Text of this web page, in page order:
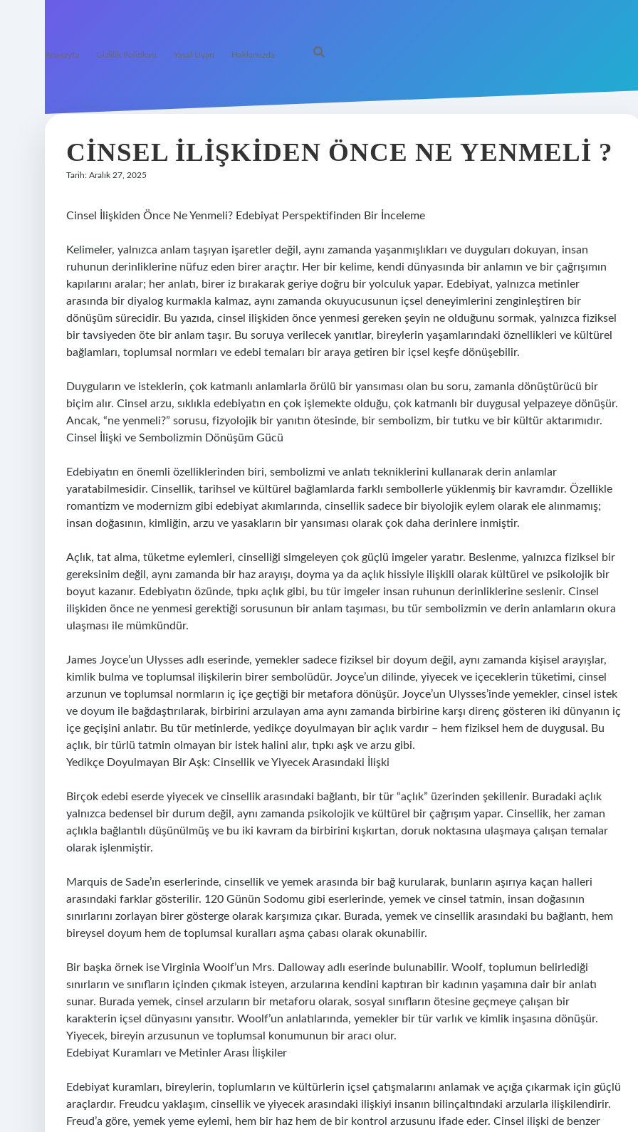
Anasayfa Gizlilik Politikası Yasal Uyarı Hakkımızda
CINSEL ILIŞKIDEN ÖNCE NE YENMELI ?
Tarih: Aralık 27, 2025
Cinsel İlişkiden Önce Ne Yenmeli? Edebiyat Perspektifinden Bir İnceleme
Kelimeler, yalnızca anlam taşıyan işaretler değil, aynı zamanda yaşanmışlıkları ve duyguları dokuyan, insan
ruhunun derinliklerine nüfuz eden birer araçtır. Her bir kelime, kendi dünyasında bir anlamın ve bir çağrışımın
kapılarını aralar; her anlatı, birer iz bırakarak geriye doğru bir yolculuk yapar. Edebiyat, yalnızca metinler
arasında bir diyalog kurmakla kalmaz, aynı zamanda okuyucusunun içsel deneyimlerini zenginleştiren bir
dönüşüm sürecidir. Bu yazıda, cinsel ilişkiden önce yenmesi gereken şeyin ne olduğunu sormak, yalnızca fiziksel
bir tavsiyeden öte bir anlam taşır. Bu soruya verilecek yanıtlar, bireylerin yaşamlarındaki öznellikleri ve kültürel
bağlamları, toplumsal normları ve edebi temaları bir araya getiren bir içsel keşfe dönüşebilir.
Duyguların ve isteklerin, çok katmanlı anlamlarla örülü bir yansıması olan bu soru, zamanla dönüştürücü bir
biçim alır. Cinsel arzu, sıklıkla edebiyatın en çok işlemekte olduğu, çok katmanlı bir duygusal yelpazeye dönüşür.
Ancak, “ne yenmeli?” sorusu, fizyolojik bir yanıtın ötesinde, bir sembolizm, bir tutku ve bir kültür aktarımıdır.
Cinsel İlişki ve Sembolizmin Dönüşüm Gücü
Edebiyatın en önemli özelliklerinden biri, sembolizmi ve anlatı tekniklerini kullanarak derin anlamlar
yaratabilmesidir. Cinsellik, tarihsel ve kültürel bağlamlarda farklı sembollerle yüklenmiş bir kavramdır. Özellikle
romantizm ve modernizm gibi edebiyat akımlarında, cinsellik sadece bir biyolojik eylem olarak ele alınmamış;
insan doğasının, kimliğin, arzu ve yasakların bir yansıması olarak çok daha derinlere inmiştir.
Açlık, tat alma, tüketme eylemleri, cinselliği simgeleyen çok güçlü imgeler yaratır. Beslenme, yalnızca fiziksel bir
gereksinim değil, aynı zamanda bir haz arayışı, doyma ya da açlık hissiyle ilişkili olarak kültürel ve psikolojik bir
boyut kazanır. Edebiyatın özünde, tıpkı açlık gibi, bu tür imgeler insan ruhunun derinliklerine seslenir. Cinsel
ilişkiden önce ne yenmesi gerektiği sorusunun bir anlam taşıması, bu tür sembolizmin ve derin anlamların okura
ulaşması ile mümkündür.
James Joyce’un Ulysses adlı eserinde, yemekler sadece fiziksel bir doyum değil, aynı zamanda kişisel arayışlar,
kimlik bulma ve toplumsal ilişkilerin birer sembolüdür. Joyce’un dilinde, yiyecek ve içeceklerin tüketimi, cinsel
arzunun ve toplumsal normların iç içe geçtiği bir metafora dönüşür. Joyce’un Ulysses’inde yemekler, cinsel istek
ve doyum ile bağdaştırılarak, birbirini arzulayan ama aynı zamanda birbirine karşı direnç gösteren iki dünyanın iç
içe geçişini anlatır. Bu tür metinlerde, yedikçe doyulmayan bir açlık vardır – hem fiziksel hem de duygusal. Bu
açlık, bir türlü tatmin olmayan bir istek halini alır, tıpkı aşk ve arzu gibi.
Yedikçe Doyulmayan Bir Aşk: Cinsellik ve Yiyecek Arasındaki İlişki
Birçok edebi eserde yiyecek ve cinsellik arasındaki bağlantı, bir tür “açlık” üzerinden şekillenir. Buradaki açlık
yalnızca bedensel bir durum değil, aynı zamanda psikolojik ve kültürel bir çağrışım yapar. Cinsellik, her zaman
açlıkla bağlantılı düşünülmüş ve bu iki kavram da birbirini kışkırtan, doruk noktasına ulaşmaya çalışan temalar
olarak işlenmiştir.
Marquis de Sade’ın eserlerinde, cinsellik ve yemek arasında bir bağ kurularak, bunların aşırıya kaçan halleri
arasındaki farklar gösterilir. 120 Günün Sodomu gibi eserlerinde, yemek ve cinsel tatmin, insan doğasının
sınırlarını zorlayan birer gösterge olarak karşımıza çıkar. Burada, yemek ve cinsellik arasındaki bu bağlantı, hem
bireysel doyum hem de toplumsal kuralları aşma çabası olarak okunabilir.
Bir başka örnek ise Virginia Woolf’un Mrs. Dalloway adlı eserinde bulunabilir. Woolf, toplumun belirlediği
sınırların ve sınıfların içinden çıkmak isteyen, arzularına kendini kaptıran bir kadının yaşamına dair bir anlatı
sunar. Burada yemek, cinsel arzuların bir metaforu olarak, sosyal sınıfların ötesine geçmeye çalışan bir
karakterin içsel dünyasını yansıtır. Woolf’un anlatılarında, yemekler bir tür varlık ve kimlik inşasına dönüşür.
Yiyecek, bireyin arzusunun ve toplumsal konumunun bir aracı olur.
Edebiyat Kuramları ve Metinler Arası İlişkiler
Edebiyat kuramları, bireylerin, toplumların ve kültürlerin içsel çatışmalarını anlamak ve açığa çıkarmak için güçlü
araçlardır. Freudcu yaklaşım, cinsellik ve yiyecek arasındaki ilişkiyi insanın bilinçaltındaki arzularla ilişkilendirir.
Freud’a göre, yemek yeme eylemi, hem bir haz hem de bir kontrol arzusunu ifade eder. Cinsel ilişki de benzer